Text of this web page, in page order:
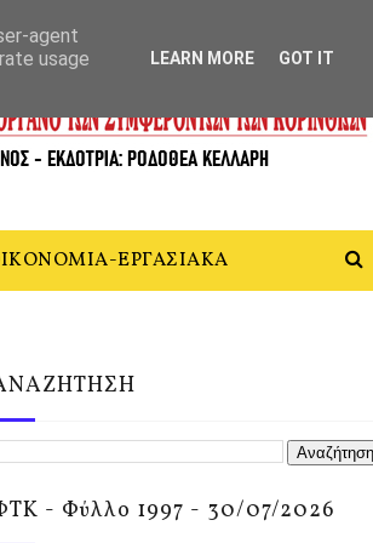
ΕΡΓΑΣΙΑΚΑ
- Φύλλο 1997 - 30/07/2026
agent
usage
LEARN MORE GOT IT